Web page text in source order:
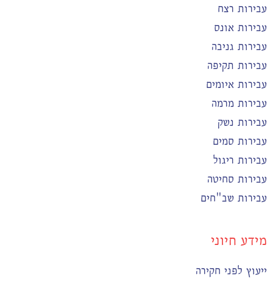
עבירות רצח
עבירות אונס
עבירות גניבה
עבירות תקיפה
עבירות איומים
עבירות מרמה
עבירות נשק
עבירות סמים
עבירות ריגול
עבירות סחיטה
עבירות שב"חים
מידע חיוני
ייעוץ לפני חקירה